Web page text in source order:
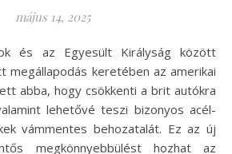
május 14, 2025
megállapodás keretében az amerikai
abba, hogy csökkenti a brit autókra
lehetővé teszi bizonyos acél-
vámmentes behozatalát. Ez az új
megkönnyebbülést hozhat az